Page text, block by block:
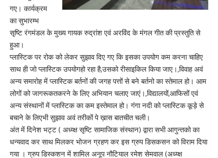
गए। कार्यक्रम
का सुभारम्भ
सृष्टि रंगमंडल के मुख्य गायक रुद्रांश एवं अरविंद के मंगल गीत की प्रस्तुति से
हुआ।
प्लास्टिक पर रोक को लेकर सुझाव दिए गए कि इसका उपयोग कम करना चाहिए
साथ ही जो प्लास्टिक उपयोगहो रहा है,उसको रीसाइकिल किया जाए।,विवाह अवं
अन्य समारोह में प्लास्टिक बर्तनों की जगह पत्तों से बने बर्तनो का स्तेमाल हो। आम
लोगों को जागरूकतकरने के लिए अभियान चलाए जाएं।,विद्यालयों,आफिसों एवं
अन्य संस्थानों में प्लास्टिक का कम इस्तेमाल हो। गंगा नदी को प्लास्टिक कूड़े से
बचाने के लिएभी सुझाव अवं तरीकों पे ख़ास बातचीत चली।
अंत में दिनेश भट्ट ( अध्य्क्ष सृष्टि सामाजिक संस्थान) द्वारा सभी आगुन्तको का
धन्यवाद कर साथ मिलकर भोजन ग्रहण कर इस ग्रुप डिसकसन को विराम दिया
गया । ग्रुप डिस्कशन में शामिल अनूप नौटियाल रमेश सेमवाल (अध्य्क्ष